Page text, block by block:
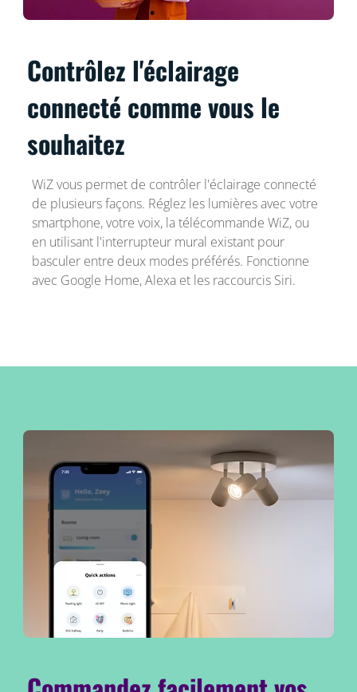
Contrôlez l'éclairage
connecté comme vous le
souhaitez
WiZ vous permet de contrôler l'éclairage connecté
de plusieurs façons. Réglez les lumières avec votre
smartphone, votre voix, la télécommande WiZ, ou
en utilisant l'interrupteur mural existant pour
basculer entre deux modes préférés. Fonctionne
avec Google Home, Alexa et les raccourcis Siri.